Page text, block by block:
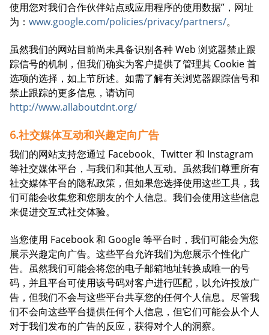
使用您对我们合作伙伴站点或应用程序的使用数据”，网址
为： www.google.com/policies/privacy/partners/。
虽然我们的网站目前尚未具备识别各种 Web 浏览器禁止跟
踪信号的机制，但我们确实为客户提供了管理其 Cookie 首
选项的选择，如上节所述。如需了解有关浏览器跟踪信号和
禁止跟踪的更多信息，请访问
http://www.allaboutdnt.org/
6.社交媒体互动和兴趣定向广告
我们的网站支持您通过 Facebook、Twitter 和 Instagram
等社交媒体平台，与我们和其他人互动。虽然我们尊重所有
社交媒体平台的隐私政策，但如果您选择使用这些工具，我
们可能会收集您和您朋友的个人信息。我们会使用这些信息
来促进交互式社交体验。
当您使用 Facebook 和 Google 等平台时，我们可能会为您
展示兴趣定向广告。这些平台允许我们为您展示个性化广
告。虽然我们可能会将您的电子邮箱地址转换成唯一的号
码，并且平台可使用该号码对客户进行匹配，以允许投放广
告，但我们不会与这些平台共享您的任何个人信息。尽管我
们不会向这些平台提供任何个人信息，但它们可能会从个人
对于我们发布的广告的反应，获得对个人的洞察。